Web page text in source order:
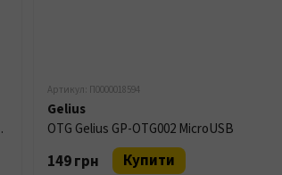
Type-C
Артикул: П0000018594
Gelius
OTG Gelius GP-OTG002 MicroUSB
149 грн Купити